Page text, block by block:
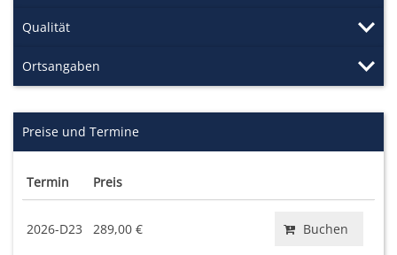
Qualität
Ortsangaben
Preise und Termine
Termin Preis
2026-D23 289,00 € Buchen